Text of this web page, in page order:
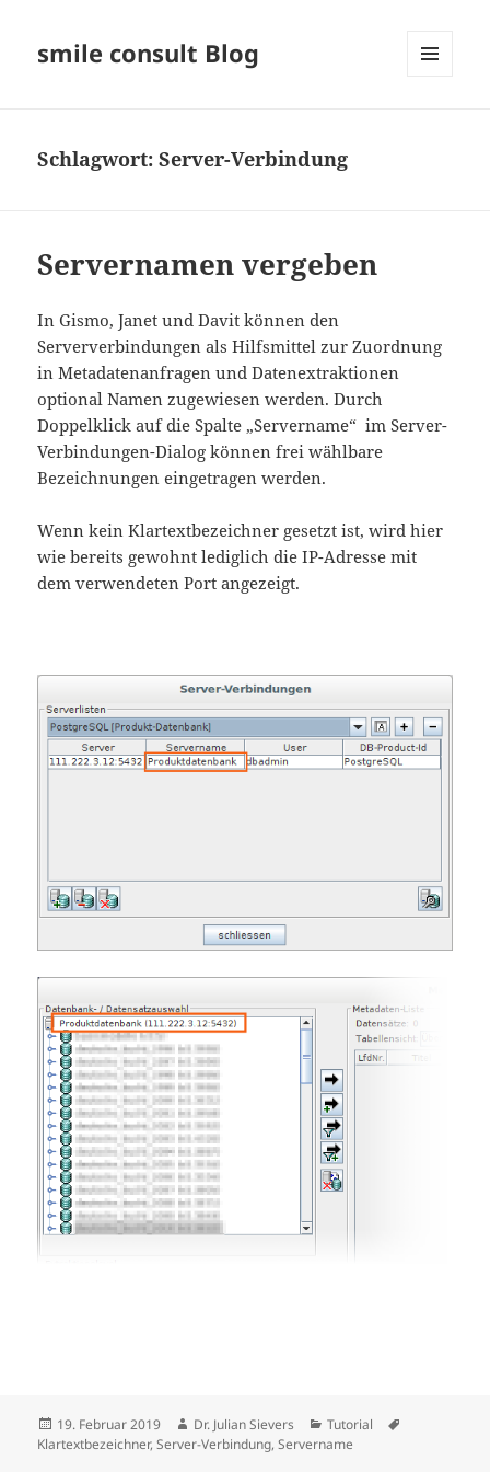
smile consult Blog
Schlagwort:Server-Verbindung
Servernamen vergeben
In Gismo, Janet und Davit können den
Serververbindungen als Hilfsmittel zur Zuordnung
in Metadatenanfragen und Datenextraktionen
optional Namen zugewiesen werden. Durch
Doppelklick auf die Spalte „Servername“ im Server-
Verbindungen-Dialog können frei wählbare
Bezeichnungen eingetragen werden.
Wenn kein Klartextbezeichner gesetzt ist, wird hier
wie bereits gewohnt lediglich die IP-Adresse mit
dem verwendeten Port angezeigt.
Veröffentlicht
am
19. Februar 2019 Autor
Dr. Julian Sievers Kategorien
Tutorial
Klartextbezeichner,Server-Verbindung,Servername